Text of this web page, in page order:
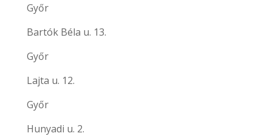
Győr
Bartók Béla u. 13.
Győr
Lajta u. 12.
Győr
Hunyadi u. 2.